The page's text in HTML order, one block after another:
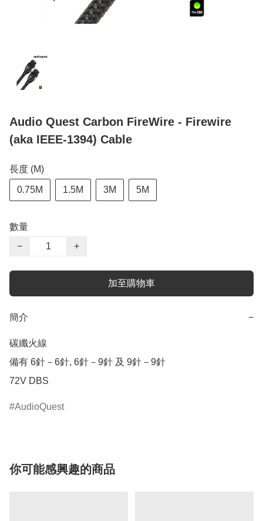
Audio Quest Carbon FireWire - Firewire
(aka IEEE-1394) Cable
長度 (M)
0.75M 1.5M 3M 5M
數量
−
+
加至購物車
簡介 −
碳纖火線
備有 6針－6針, 6針－9針 及 9針－9針
AudioQuest
你可能感興趣的商品